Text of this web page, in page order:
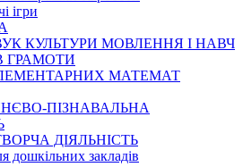
ігри
КУЛЬТУРИ МОВЛЕННЯ І НАВЧ
ГРАМОТИ
МАТЕМАТ
ПІЗНАВАЛЬНА
ДІЯЛЬНІСТЬ
дошкільних закладів